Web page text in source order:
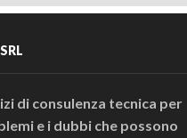
di consulenza tecnica per
e i dubbi che possono